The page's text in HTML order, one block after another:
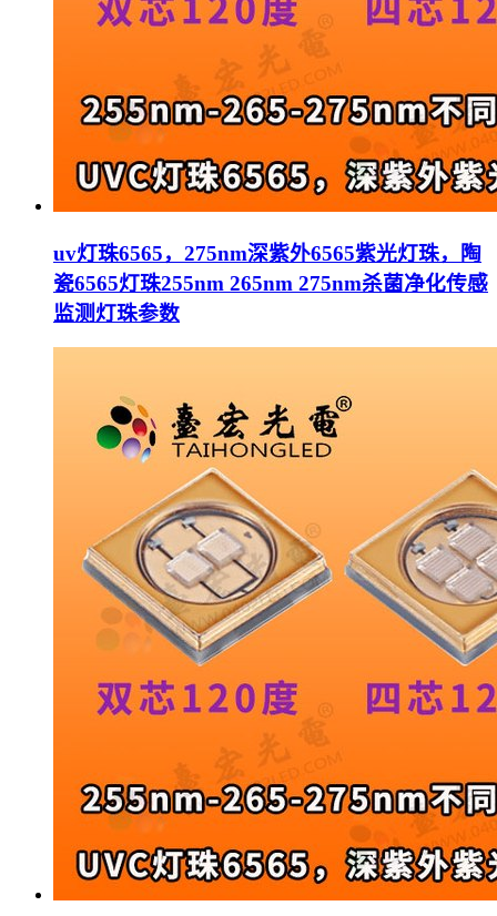
uv灯珠6565，275nm深紫外6565紫光灯珠，陶
瓷6565灯珠255nm 265nm 275nm杀菌净化传感
监测灯珠参数